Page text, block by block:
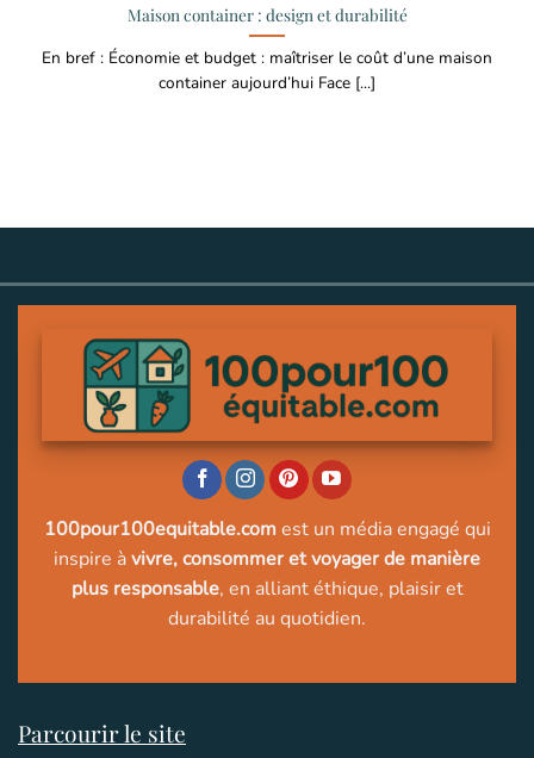
Maison container : design et durabilité
En bref : Économie et budget : maîtriser le coût d’une maison
container aujourd’hui Face [...]
100pour100equitable.comest un média engagé qui
inspire àvivre, consommer et voyager de manière
plus responsable, en alliant éthique, plaisir et
durabilité au quotidien.
Parcourir le site